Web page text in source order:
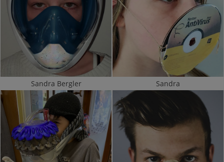
Sandra Bergler Sandra